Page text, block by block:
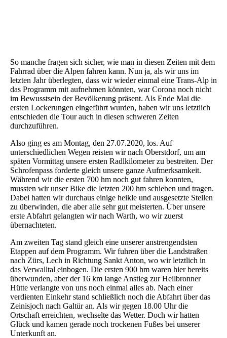
So manche fragen sich sicher, wie man in diesen Zeiten mit dem
Fahrrad über die Alpen fahren kann. Nun ja, als wir uns im
letzten Jahr überlegten, dass wir wieder einmal eine Trans-Alp in
das Programm mit aufnehmen könnten, war Corona noch nicht
im Bewusstsein der Bevölkerung präsent. Als Ende Mai die
ersten Lockerungen eingeführt wurden, haben wir uns letztlich
entschieden die Tour auch in diesen schweren Zeiten
durchzuführen.
Also ging es am Montag, den 27.07.2020, los. Auf
unterschiedlichen Wegen reisten wir nach Oberstdorf, um am
späten Vormittag unsere ersten Radlkilometer zu bestreiten. Der
Schrofenpass forderte gleich unsere ganze Aufmerksamkeit.
Während wir die ersten 700 hm noch gut fahren konnten,
mussten wir unser Bike die letzten 200 hm schieben und tragen.
Dabei hatten wir durchaus einige heikle und ausgesetzte Stellen
zu überwinden, die aber alle sehr gut meisterten. Über unsere
erste Abfahrt gelangten wir nach Warth, wo wir zuerst
übernachteten.
Am zweiten Tag stand gleich eine unserer anstrengendsten
Etappen auf dem Programm. Wir fuhren über die Landstraßen
nach Zürs, Lech in Richtung Sankt Anton, wo wir letztlich in
das Verwalltal einbogen. Die ersten 900 hm waren hier bereits
überwunden, aber der 16 km lange Anstieg zur Heilbronner
Hütte verlangte von uns noch einmal alles ab. Nach einer
verdienten Einkehr stand schließlich noch die Abfahrt über das
Zeinisjoch nach Galtür an. Als wir gegen 18.00 Uhr die
Ortschaft erreichten, wechselte das Wetter. Doch wir hatten
Glück und kamen gerade noch trockenen Fußes bei unserer
Unterkunft an.